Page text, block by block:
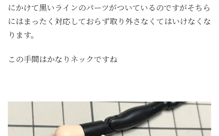
にかけて黒いラインのパーツがついているのですがそちら
にはまったく対応しておらず取り外さなくてはいけなくな
ります。
この手間はかなりネックですね